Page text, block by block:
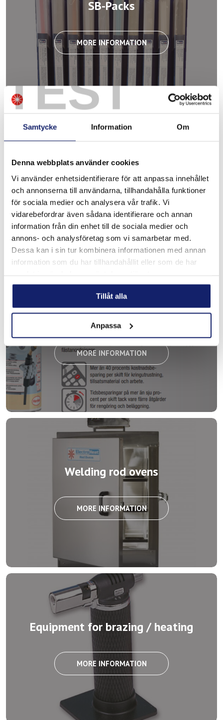
TEST
Samtycke Information Om
Denna webbplats använder cookies
Vi använder enhetsidentifierare för att anpassa innehållet
och annonserna till användarna, tillhandahålla funktioner
för sociala medier och analysera vår trafik. Vi
vidarebefordrar även sådana identifierare och annan
information från din enhet till de sociala medier och
annons- och analysföretag som vi samarbetar med.
Dessa kan i sin tur kombinera informationen med annan
information som du har tillhandahållit eller som de har
Tillåt alla
Anpassa
SB-Packs
MORE INFORMATION
Pickling products
MORE INFORMATION
Welding spray
MORE INFORMATION
Welding rod ovens
MORE INFORMATION
Equipment for brazing / heating
MORE INFORMATION